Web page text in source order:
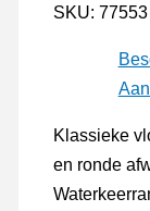
Klassiek
SKU: 77553
Klassieke
en ronde